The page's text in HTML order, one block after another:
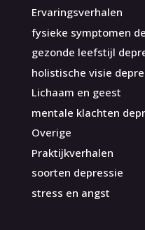
Ervaringsverhalen
fysieke symptomen
gezonde leefstijl
holistische visie
Lichaam en geest
mentale klachten
Overige
Praktijkverhalen
soorten depressie
stress en angst